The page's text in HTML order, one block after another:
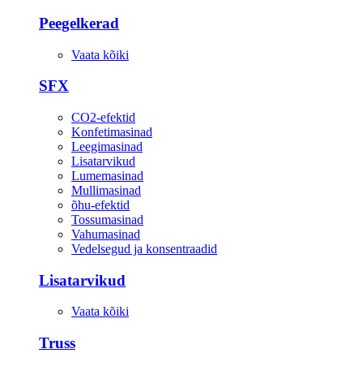
Peegelkerad
Vaata kõiki
SFX
CO2-efektid
Konfetimasinad
Leegimasinad
Lisatarvikud
Lumemasinad
Mullimasinad
õhu-efektid
Tossumasinad
Vahumasinad
Vedelsegud ja konsentraadid
Lisatarvikud
Vaata kõiki
Truss